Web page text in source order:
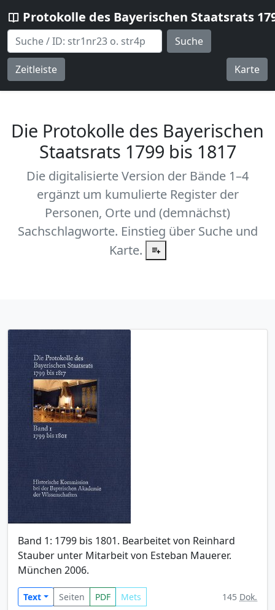
Protokolle des Bayerischen Staatsrats
Suche
Zeitleiste Karte
Die Protokolle des Bayerischen
Staatsrats 1799 bis 1817
Die digitalisierte Version der Bände 1–4
ergänzt um kumulierte Register der
Personen, Orte und (demnächst)
Sachschlagworte. Einstieg über Suche und
Karte.
Band 1: 1799 bis 1801. Bearbeitet von Reinhard
Stauber unter Mitarbeit von Esteban Mauerer.
München 2006.
Text Seiten PDF Mets 145 Dok.